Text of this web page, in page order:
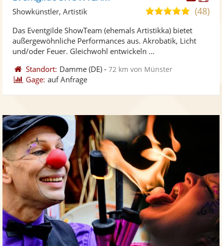
4,9
5
(48)
Showkünstler, Artistik
Das Eventgilde ShowTeam (ehemals Artistikka) bietet
außergewöhnliche Performances aus. Akrobatik, Licht
und/oder Feuer. Gleichwohl entwickeln ...
Standort: Damme (DE) -72 km von Münster
Gage: auf Anfrage